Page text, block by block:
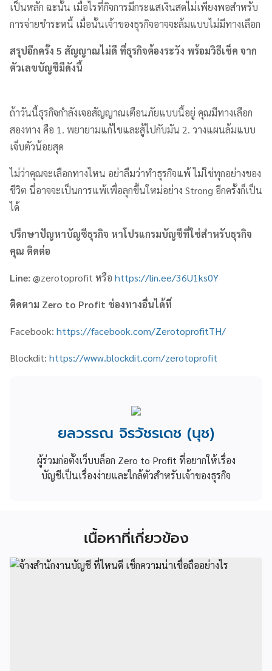
เป็นหลัก ฉะนั้น เมื่อไรที่กิจการมีกระแสเงินสดไม่เพียงพอสำหรับ
การจ่ายชำระหนี้ เมื่อนั้นเจ้าของธุรกิจอาจจะล้มแบบไม่มีทางเลือก
สรุปอีกครั้ง 5 สัญญาณไม่ดี ที่ธุรกิจต้องระวัง พร้อมวิธีเช็ค จาก
ตัวเลขบัญชีมีดังนี้
ถ้าวันนี้ธุรกิจกำลังเจอสัญญาณเตือนภัยแบบนี้อยู่ คุณมีทางเลือก
สองทาง คือ 1. พยายามแก้ไขและสู้ไปกับมัน 2. วางแผนล้มแบบ
เจ็บตัวน้อยสุด
ไม่ว่าคุณจะเลือกทางไหน อย่าลืมว่าทำธุรกิจแพ้ ไม่ใช่ทุกอย่างของ
ชีวิต นี่อาจจะเป็นการแพ้เพื่อลุกขึ้นใหม่อย่าง Strong อีกครั้งก็เป็น
ได้
ปรึกษาปัญหาบัญชีธุรกิจ หาโปรแกรมบัญชีที่ใช่สำหรับธุรกิจ
คุณ ติดต่อ
Line: @zerotoprofit หรือ https://lin.ee/36U1ks0Y
ติดตาม Zero to Profit ช่องทางอื่นได้ที่
Facebook: https://facebook.com/ZerotoprofitTH/
Blockdit: https://www.blockdit.com/zerotoprofit
ยลวรรณ จิรวัชรเดช (นุช)
ผู้ร่วมก่อตั้งเว็บบล็อก Zero to Profit ที่อยากให้เรื่อง
บัญชีเป็นเรื่องง่ายและใกล้ตัวสำหรับเจ้าของธุรกิจ
เนื้อหาที่เกี่ยวข้อง